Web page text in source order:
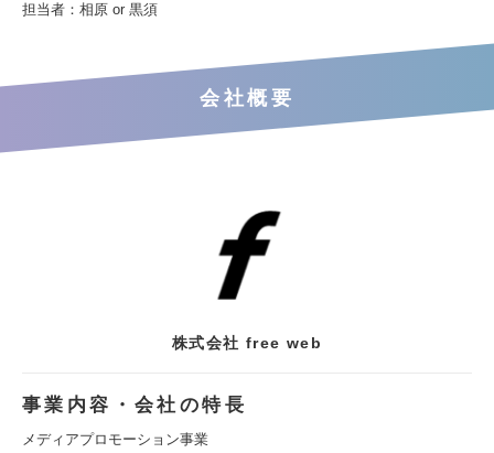
担当者：相原 or 黒須
会社概要
株式会社 free web
事業内容・会社の特長
メディアプロモーション事業